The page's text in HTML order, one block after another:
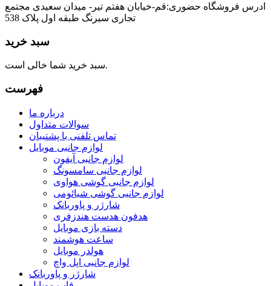
ادرس فروشگاه حضوری:قم-خیابان هفتم تیر- میدان سعیدی مجتمع
تجاری سیرنگ طبقه اول پلاک 538
سبد خرید
سبد خرید شما خالی است.
فهرست
درباره ما
سوالات متداول
تماس تلفنی با پشتیبان
لوازم جانبی موبایل
لوازم جانبی آیفون
لوازم جانبی سامسونگ
لوازم جانبی گوشی هواوی
لوازم جانبی گوشی شیائومی
شارژر و پاوربانک
هدفون هدست هندزفری
دسته بازی موبایل
ساعت هوشمند
هولدر موبایل
لوازم جانبی اپل واچ
شارژر و پاوربانک